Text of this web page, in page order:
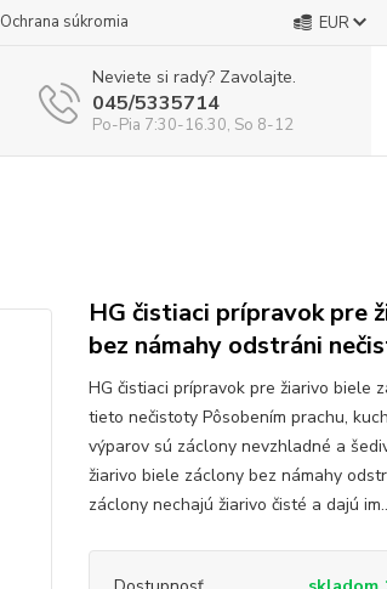
Ochrana súkromia EUR
Neviete si rady? Zavolajte.
045/5335714
Po-Pia 7:30-16.30, So 8-12
HG čistiaci prípravok pre
bez námahy odstráni
HG čistiaci prípravok pre žiarivo biele
tieto nečistoty Pôsobením prachu,
výparov sú záclony nevzhladné a
žiarivo biele záclony bez námahy
záclony nechajú žiarivo čisté a dajú